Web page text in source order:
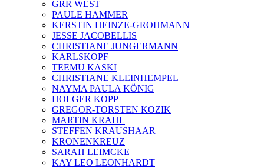
GRR WEST
PAULE HAMMER
KERSTIN HEINZE-GROHMANN
JESSE JACOBELLIS
CHRISTIANE JUNGERMANN
KARLSKOPF
TEEMU KASKI
CHRISTIANE KLEINHEMPEL
NAYMA PAULA KÖNIG
HOLGER KOPP
GREGOR-TORSTEN KOZIK
MARTIN KRAHL
STEFFEN KRAUSHAAR
KRONENKREUZ
SARAH LEIMCKE
KAY LEO LEONHARDT